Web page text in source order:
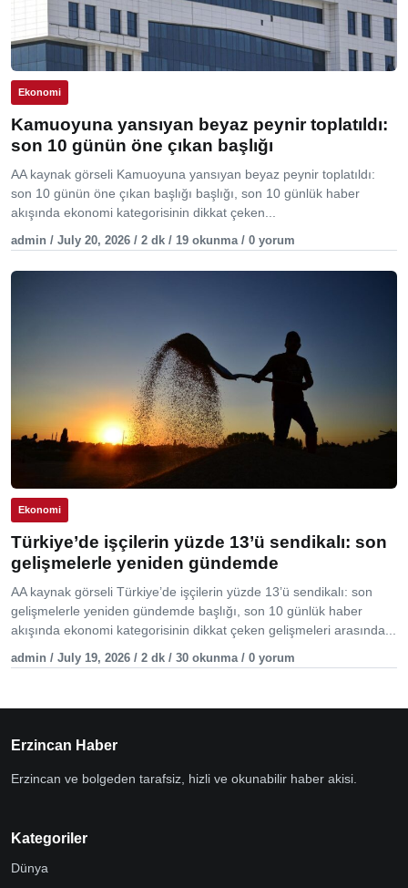
Ekonomi
Kamuoyuna yansıyan beyaz peynir toplatıldı:
son 10 günün öne çıkan başlığı
AA kaynak görseli Kamuoyuna yansıyan beyaz peynir toplatıldı:
son 10 günün öne çıkan başlığı başlığı, son 10 günlük haber
akışında ekonomi kategorisinin dikkat çeken...
admin / July 20, 2026 / 2 dk / 19 okunma / 0 yorum
Ekonomi
Türkiye’de işçilerin yüzde 13’ü sendikalı: son
gelişmelerle yeniden gündemde
AA kaynak görseli Türkiye’de işçilerin yüzde 13’ü sendikalı: son
gelişmelerle yeniden gündemde başlığı, son 10 günlük haber
akışında ekonomi kategorisinin dikkat çeken gelişmeleri arasında...
admin / July 19, 2026 / 2 dk / 30 okunma / 0 yorum
Erzincan Haber
Erzincan ve bolgeden tarafsiz, hizli ve okunabilir haber akisi.
Kategoriler
Dünya